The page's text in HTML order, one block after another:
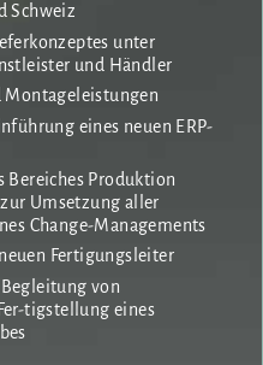
Schweiz
unter
und Händler
Montageleistungen
eines neuen ERP-
Bereiches Produktion
Umsetzung aller
Change-Managements
Fertigungsleiter
von
tigstellung eines